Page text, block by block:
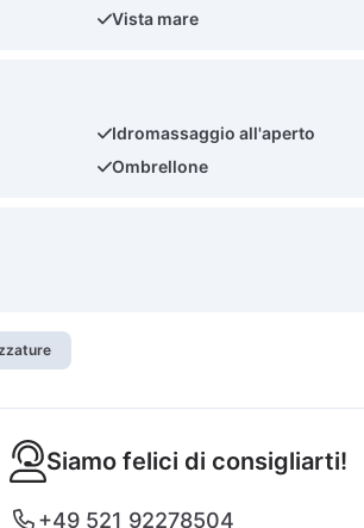
Vista mare
Idromassaggio all'aperto
Ombrellone
Siamo felici di consigliarti!
+49 521 92278504